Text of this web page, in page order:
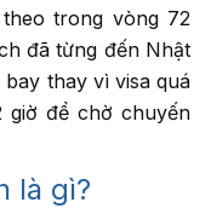
trong vòng 72
đã từng đến Nhật
thay vì visa quá
để chờ chuyến
là gì?